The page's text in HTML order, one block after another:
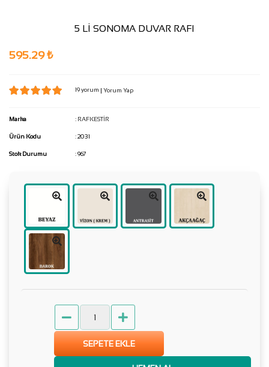
5 Lİ SONOMA DUVAR RAFI
595.29 ₺
19 yorum | Yorum Yap
Marka : RAFKESTİR
Ürün Kodu : 2031
Stok Durumu : 967
SEPETE EKLE